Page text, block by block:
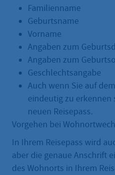
Familienname
Geburtsname
Vorname
Angaben zum
Angaben zum
Geschlechtsangabe
Auch wenn Sie auf
eindeutig zu erkennen
neuen Reisepass.
Vorgehen bei
In Ihrem Reisepass wird
aber die genaue Anschrift
des Wohnorts in Ihrem